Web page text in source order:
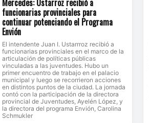
Mercedes: Ustarroz recibió a
funcionarias provinciales para
continuar potenciando el Programa
Envión
El intendente Juan I. Ustarrroz recibió a
funcionarias provinciales en el marco de la
articulación de políticas públicas
vinculadas a las juventudes. Hubo un
primer encuentro de trabajo en el palacio
municipal y luego se recorrieron acciones
en distintos puntos de la ciudad. La jornada
contó con la participación de la directora
provincial de Juventudes, Ayelén López, y
la directora del programa Envión, Carolina
Schmukler